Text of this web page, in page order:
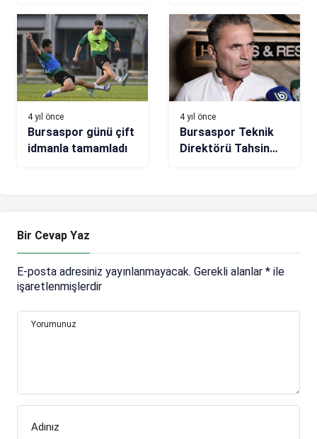
4 yıl önce
Bursaspor günü çift
idmanla tamamladı
4 yıl önce
Bursaspor Teknik
Direktörü Tahsin
Bir Cevap Yaz
E-posta adresiniz yayınlanmayacak. Gerekli alanlar * ile
işaretlenmişlerdir
Yorumunuz
Adınız